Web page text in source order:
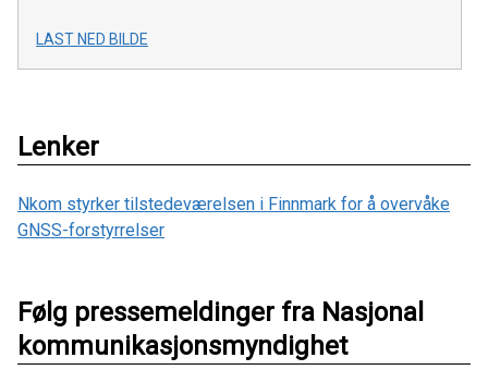
LAST NED BILDE
Lenker
Nkom styrker tilstedeværelsen i Finnmark for å overvåke
GNSS-forstyrrelser
Følg pressemeldinger fra Nasjonal
kommunikasjonsmyndighet